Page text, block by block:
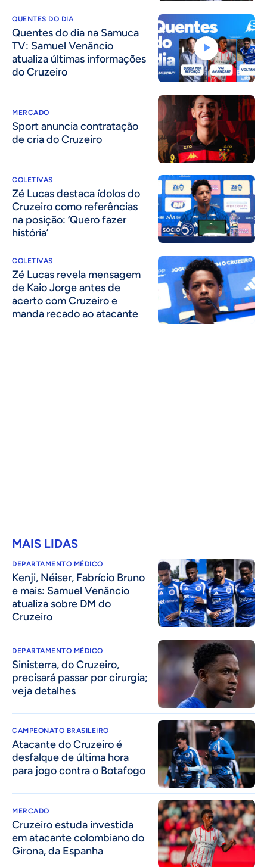
QUENTES DO DIA
Quentes do dia na Samuca
TV: Samuel Venâncio
atualiza últimas informações
do Cruzeiro
MERCADO
Sport anuncia contratação
de cria do Cruzeiro
COLETIVAS
Zé Lucas destaca ídolos do
Cruzeiro como referências
na posição: ‘Quero fazer
história’
COLETIVAS
Zé Lucas revela mensagem
de Kaio Jorge antes de
acerto com Cruzeiro e
manda recado ao atacante
MAIS LIDAS
DEPARTAMENTO MÉDICO
Kenji, Néiser, Fabrício Bruno
e mais: Samuel Venâncio
atualiza sobre DM do
Cruzeiro
DEPARTAMENTO MÉDICO
Sinisterra, do Cruzeiro,
precisará passar por cirurgia;
veja detalhes
CAMPEONATO BRASILEIRO
Atacante do Cruzeiro é
desfalque de última hora
para jogo contra o Botafogo
MERCADO
Cruzeiro estuda investida
em atacante colombiano do
Girona, da Espanha